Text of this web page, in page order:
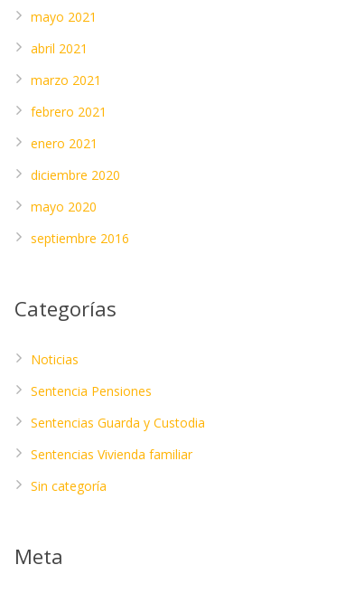
mayo 2021
abril 2021
marzo 2021
febrero 2021
enero 2021
diciembre 2020
mayo 2020
septiembre 2016
Categorías
Noticias
Sentencia Pensiones
Sentencias Guarda y Custodia
Sentencias Vivienda familiar
Sin categoría
Meta